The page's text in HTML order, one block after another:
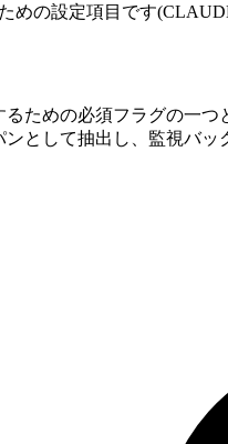
めの設定項目です
ための必須フラグの一
として抽出し、監視バ